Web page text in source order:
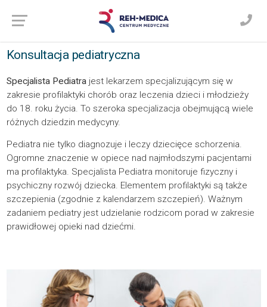
Konsultacja pediatryczna
Specjalista Pediatrajest lekarzem specjalizującym się w
zakresie profilaktyki chorób oraz leczenia dzieci i młodzieży
do 18. roku życia. To szeroka specjalizacja obejmującą wiele
różnych dziedzin medycyny.
Pediatra nie tylko diagnozuje i leczy dziecięce schorzenia.
Ogromne znaczenie w opiece nad najmłodszymi pacjentami
ma profilaktyka. Specjalista Pediatra monitoruje fizyczny i
psychiczny rozwój dziecka. Elementem profilaktyki są także
szczepienia (zgodnie z kalendarzem szczepień). Ważnym
zadaniem pediatry jest udzielanie rodzicom porad w zakresie
prawidłowej opieki nad dziećmi.